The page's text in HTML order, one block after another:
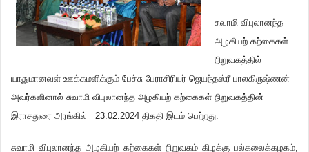
சுவாமி விபுலானந்த
அழகியற் கற்கைகள்
நிறுவகத்தில்
யாதுமானவள் ஊக்கமளிக்கும் பேச்சு பேராசிரியர் ஜெயந்தஸ்ரீ பாலகிருஷ்ணன்
அவர்களினால் சுவாமி விபுலானந்த அழகியற் கற்கைகள் நிறுவகத்தின்
இராசதுரை அரங்கில் 23.02.2024 திகதி இடம் பெற்றது.
சுவாமி விபுலானந்த அழகியற் கற்கைகள் நிறுவகம் கிழக்கு பல்கலைக்கழகம்,